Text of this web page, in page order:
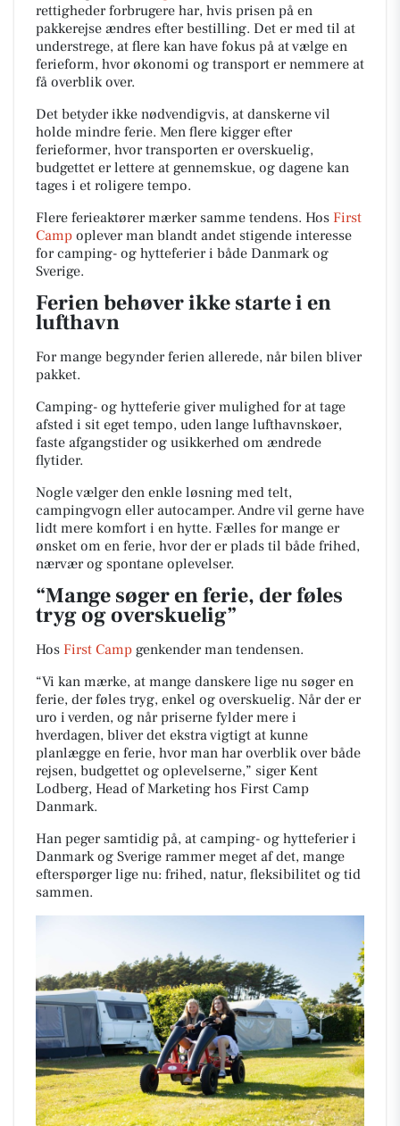
rettigheder forbrugere har, hvis prisen på en
pakkerejse ændres efter bestilling. Det er med til at
understrege, at flere kan have fokus på at vælge en
ferieform, hvor økonomi og transport er nemmere at
få overblik over.
Det betyder ikke nødvendigvis, at danskerne vil
holde mindre ferie. Men flere kigger efter
ferieformer, hvor transporten er overskuelig,
budgettet er lettere at gennemskue, og dagene kan
tages i et roligere tempo.
Flere ferieaktører mærker samme tendens. Hos First
Camp oplever man blandt andet stigende interesse
for camping- og hytteferier i både Danmark og
Sverige.
Ferien behøver ikke starte i en
lufthavn
For mange begynder ferien allerede, når bilen bliver
pakket.
Camping- og hytteferie giver mulighed for at tage
afsted i sit eget tempo, uden lange lufthavnskøer,
faste afgangstider og usikkerhed om ændrede
flytider.
Nogle vælger den enkle løsning med telt,
campingvogn eller autocamper. Andre vil gerne have
lidt mere komfort i en hytte. Fælles for mange er
ønsket om en ferie, hvor der er plads til både frihed,
nærvær og spontane oplevelser.
“Mange søger en ferie, der føles
tryg og overskuelig”
Hos First Camp genkender man tendensen.
“Vi kan mærke, at mange danskere lige nu søger en
ferie, der føles tryg, enkel og overskuelig. Når der er
uro i verden, og når priserne fylder mere i
hverdagen, bliver det ekstra vigtigt at kunne
planlægge en ferie, hvor man har overblik over både
rejsen, budgettet og oplevelserne,” siger Kent
Lodberg, Head of Marketing hos First Camp
Danmark.
Han peger samtidig på, at camping- og hytteferier i
Danmark og Sverige rammer meget af det, mange
efterspørger lige nu: frihed, natur, fleksibilitet og tid
sammen.